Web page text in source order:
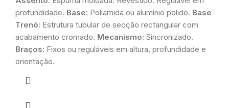
profundidade. Base: Poliamida ou alumínio polido. Base
Trenó: Estrutura tubular de secção rectangular com
acabamento cromado. Mecanismo: Sincronizado.
Braços: Fixos ou reguláveis em altura, profundidade e
orientação.